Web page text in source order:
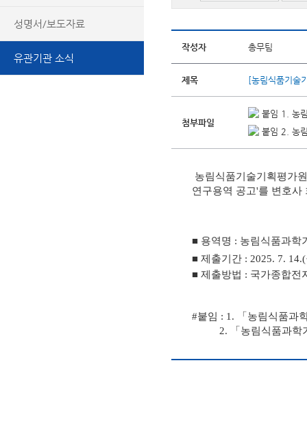
성명서/보도자료
유관기관 소식
작성자 총무팀
제목 [농림식품기술
첨부파일
붙임 1. 농
붙임 2. 농
농림식품기술기획평가
연구용역 공고'를 변호사
■ 용역명 : 농림식품과학
■ 제출기간 : 2025. 7.
■ 제출방법 : 국가종합전
#붙임 : 1.
「농림식품과
2.
「농림식품과